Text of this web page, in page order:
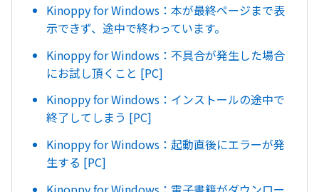
Kinoppy for Windows：本が最終ページまで表
示できず、途中で終わっています。
Kinoppy for Windows：不具合が発生した場合
にお試し頂くこと [PC]
Kinoppy for Windows：インストールの途中で
終了してしまう [PC]
Kinoppy for Windows：起動直後にエラーが発
生する [PC]